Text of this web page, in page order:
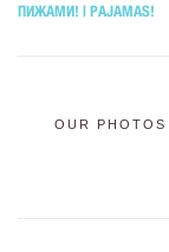
ПИЖАМИ! | PAJAMAS!
OUR PHOTOS